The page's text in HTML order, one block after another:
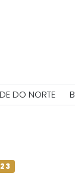
DO NORTE